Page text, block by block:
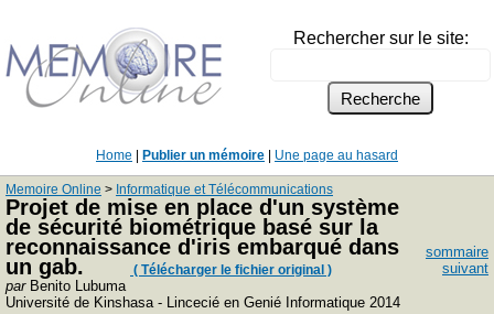
Rechercher sur le site:
Home Publier un mémoire Une page au hasard
Memoire Online > Informatique et Télécommunications
Projet de mise en place d'un système
de sécurité biométrique basé sur la
reconnaissance d'iris embarqué dans
un gab.
( Télécharger le fichier original )
parBenito Lubuma
Université de Kinshasa - Lincecié en Genié Informatique 2014
sommaire
suivant